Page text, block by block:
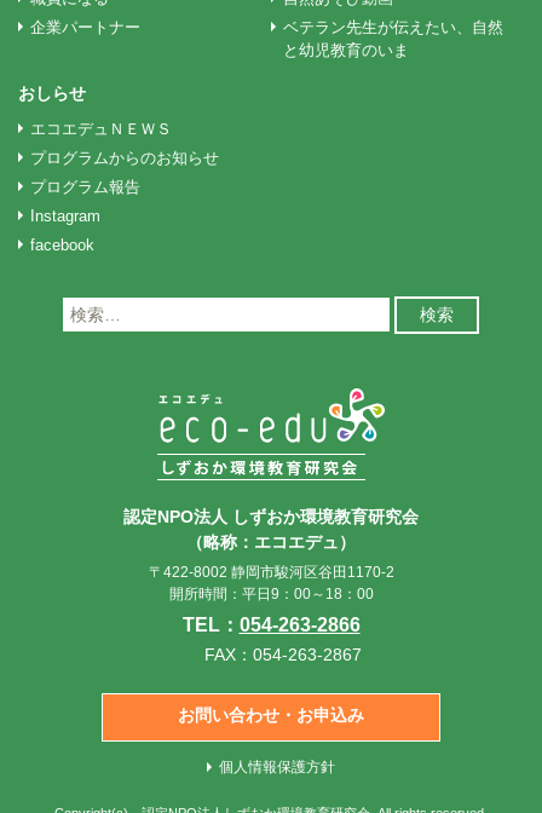
ョ
ン
企業パートナー
ベテラン先生が伝えたい、自然
と幼児教育のいま
おしらせ
エコエデュＮＥＷＳ
プログラムからのお知らせ
プログラム報告
Instagram
facebook
検
索:
認定NPO法人 しずおか環境教育研究会
（略称：エコエデュ）
〒422-8002 静岡市駿河区谷田1170-2
開所時間：平日9：00～18：00
TEL： 054-263-2866
FAX：054-263-2867
お問い合わせ・お申込み
個人情報保護方針